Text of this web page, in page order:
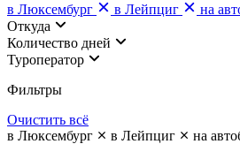
в Люксембург
в Лейпциг на
Откуда
Количество дней
Туроператор
Фильтры
Очистить всё
в Люксембург
в Лейпциг на